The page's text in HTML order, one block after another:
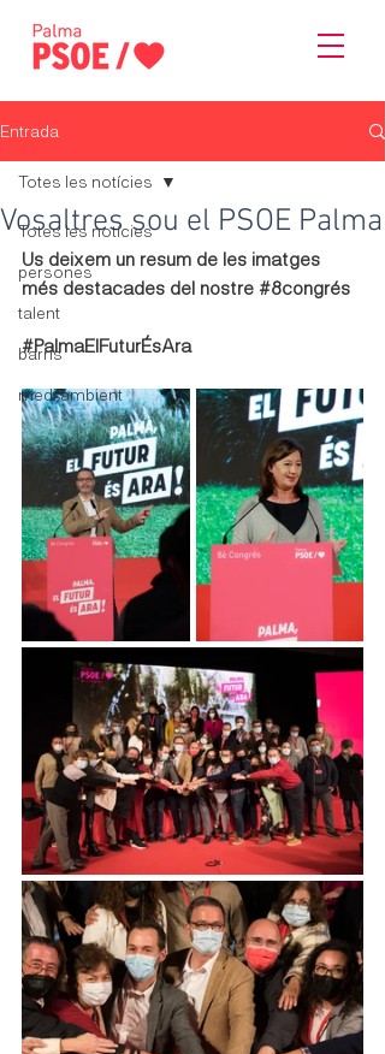
Entrada
Totes les notícies
persones
talent
barris
medi ambient
Totes les notícies
Vosaltres sou el PSOE Palma
Us deixem un resum de les imatges
més destacades del nostre #8congrés
#PalmaElFuturÉsAra